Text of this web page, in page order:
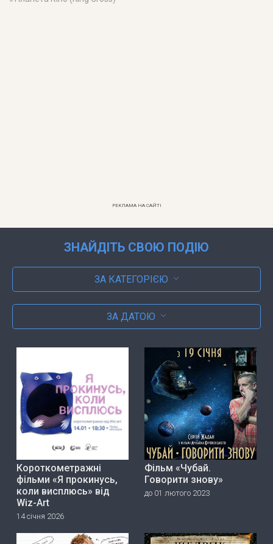
РЕКЛАМА НА САЙТІ
ЗНАЙДІТЬ СВОЮ ПОДІЮ
ЗА КАТЕГОРІЄЮ
ЗА ДАТОЮ
Короткометражні
фільми «Я прокинусь,
коли висплюсь» від
Wiz-Art
14 січня 2026
Фільм «Чубай.
Говорити знову»
до 01 лютого 2023